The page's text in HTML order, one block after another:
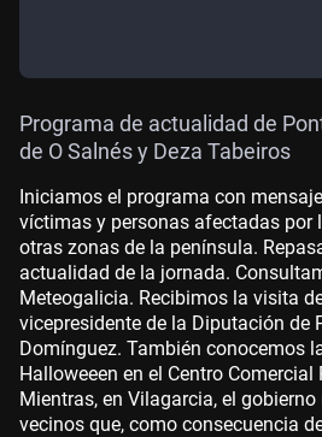
Programa de actualidad de
de O Salnés y Deza Tabeiros
Iniciamos el programa con
víctimas y personas afectadas por
otras zonas de la península.
actualidad de la jornada.
Meteogalicia. Recibimos la visita
vicepresidente de la Diputación de
Domínguez. También conocemos
Halloweeen en el Centro
Mientras, en Vilagarcia, el
vecinos que, como consecuencia